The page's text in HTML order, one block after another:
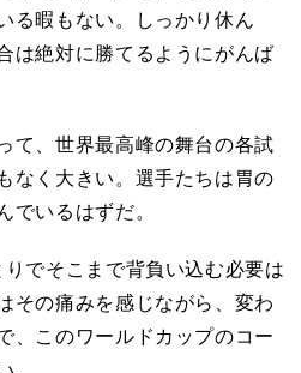
る暇もない。しっかり休ん
は絶対に勝てるようにがんば
て、世界最高峰の舞台の各試
なく大きい。選手たちは胃の
でいるはずだ。
でそこまで背負い込む必要は
その痛みを感じながら、変わ
、このワールドカップのコー